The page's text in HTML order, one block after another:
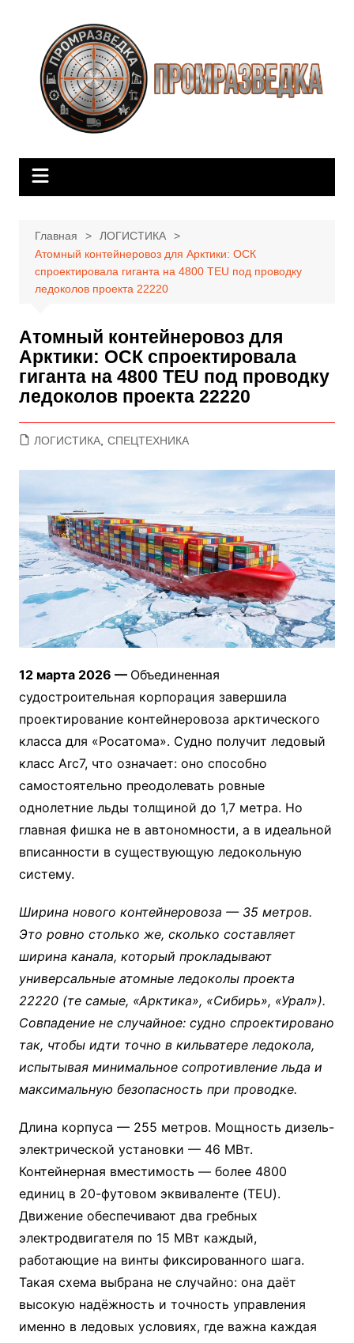
содержимому
Главная
ЛОГИСТИКА
Атомный контейнеровоз для Арктики: ОСК
спроектировала гиганта на 4800 TEU под проводку
ледоколов проекта 22220
Атомный контейнеровоз для
Арктики: ОСК спроектировала
гиганта на 4800 TEU под проводку
ледоколов проекта 22220
ЛОГИСТИКА, СПЕЦТЕХНИКА
12 марта 2026 — Объединенная
судостроительная корпорация завершила
проектирование контейнеровоза арктического
класса для «Росатома». Судно получит ледовый
класс Arc7, что означает: оно способно
самостоятельно преодолевать ровные
однолетние льды толщиной до 1,7 метра. Но
главная фишка не в автономности, а в идеальной
вписанности в существующую ледокольную
систему.
Ширина нового контейнеровоза — 35 метров.
Это ровно столько же, сколько составляет
ширина канала, который прокладывают
универсальные атомные ледоколы проекта
22220 (те самые, «Арктика», «Сибирь», «Урал»).
Совпадение не случайное: судно спроектировано
так, чтобы идти точно в кильватере ледокола,
испытывая минимальное сопротивление льда и
максимальную безопасность при проводке.
Длина корпуса — 255 метров. Мощность дизель-
электрической установки — 46 МВт.
Контейнерная вместимость — более 4800
единиц в 20-футовом эквиваленте (TEU).
Движение обеспечивают два гребных
электродвигателя по 15 МВт каждый,
работающие на винты фиксированного шага.
Такая схема выбрана не случайно: она даёт
высокую надёжность и точность управления
именно в ледовых условиях, где важна каждая